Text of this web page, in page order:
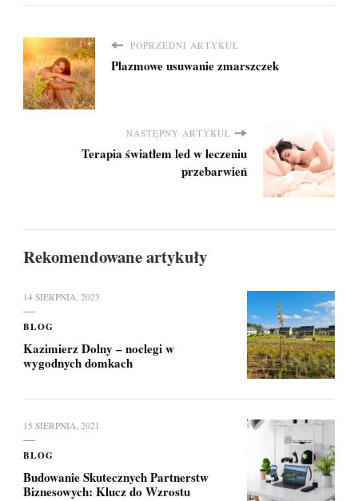
łazienki
finansowania
zakupu
POPRZEDNI ARTYKUŁ
Plazmowe usuwanie zmarszczek
NASTĘPNY ARTYKUŁ
Terapia światłem led w leczeniu
przebarwień
Rekomendowane artykuły
14 SIERPNIA, 2023
BLOG
Kazimierz Dolny – noclegi w
wygodnych domkach
15 SIERPNIA, 2021
BLOG
Budowanie Skutecznych Partnerstw
Biznesowych: Klucz do Wzrostu